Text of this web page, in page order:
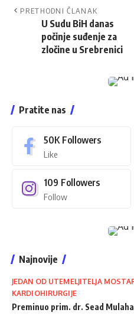
PRETHODNI ČLANAK
U Sudu BiH danas
počinje suđenje za
zločine u Srebrenici
Pratite nas
50K Followers
Like
109 Followers
Follow
Najnovije
JEDAN OD UTEMELJITELJA
KARDIOHIRURGIJE
Preminuo prim. dr. Sead